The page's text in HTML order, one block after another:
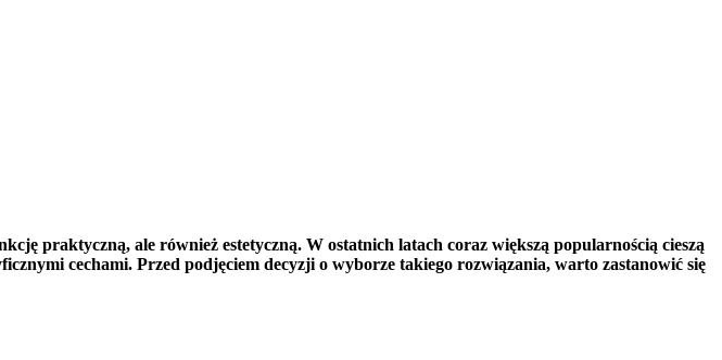
praktyczną, ale również estetyczną. W ostatnich latach coraz większą popularnością cieszą
cechami. Przed podjęciem decyzji o wyborze takiego rozwiązania, warto zastanowić się